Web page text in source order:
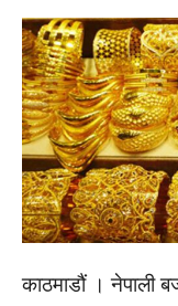
काठमाडौं । नेपाली